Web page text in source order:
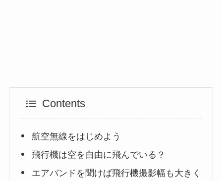
Contents
航空無線をはじめよう
飛行機は空を自由に飛んでいる？
エアバンドを聞けば飛行機撮影幅も大きく